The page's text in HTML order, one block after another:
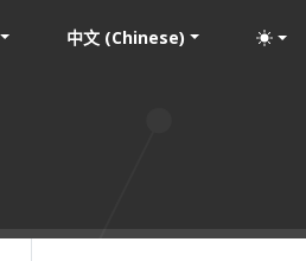
中文 (Chinese)